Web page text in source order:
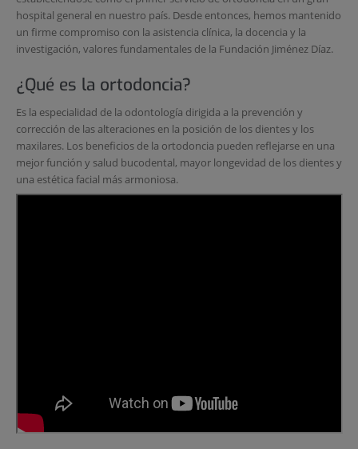
hospital general en nuestro país. Desde entonces, hemos mantenido
un firme compromiso con la asistencia clínica, la docencia y la
investigación, valores fundamentales de la Fundación Jiménez Díaz.
¿Qué es la ortodoncia?
Es la especialidad de la odontología dirigida a la prevención y
corrección de las alteraciones en la posición de los dientes y los
maxilares. Los beneficios de la ortodoncia pueden reflejarse en una
mejor función y salud bucodental, mayor longevidad de los dientes y
una estética facial más armoniosa.